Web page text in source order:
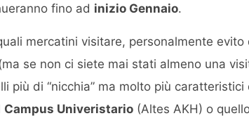
fino ad inizio Gennaio.
mercatini visitare, personalmente evito
se non ci siete mai stati almeno una
più di “nicchia” ma molto più
Campus Univeristario (Altes AKH) o